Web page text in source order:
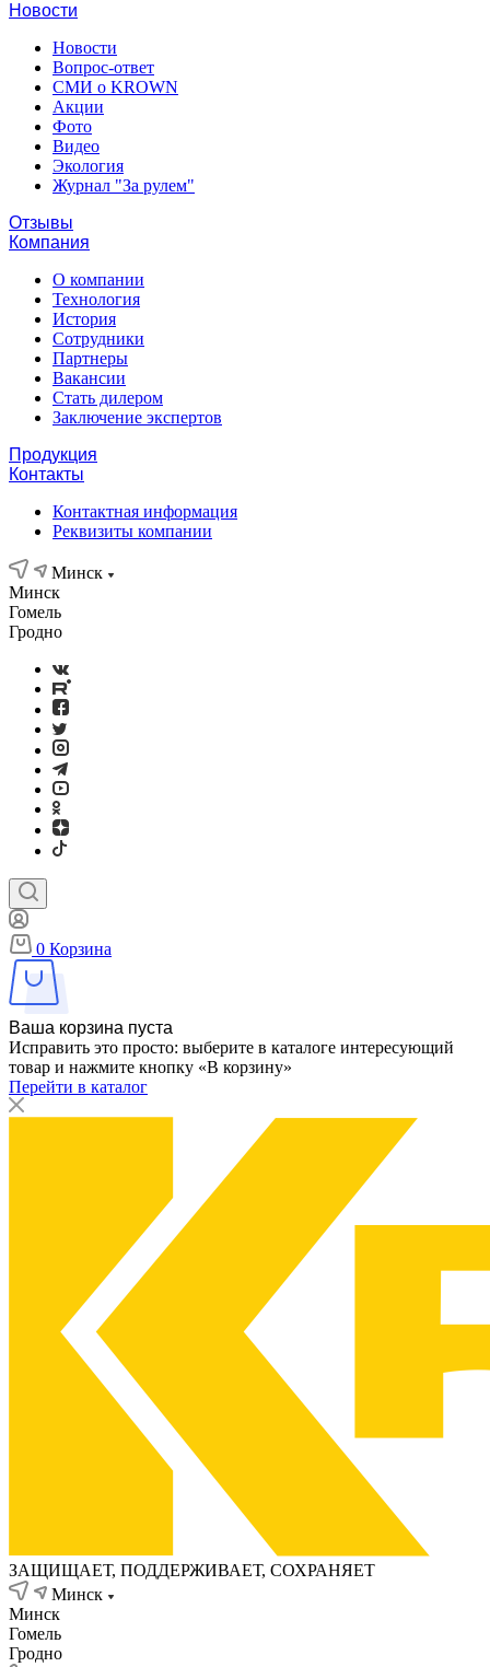
Новости
Новости
Вопрос-ответ
СМИ о KROWN
Акции
Фото
Видео
Экология
Журнал "За рулем"
Отзывы
Компания
О компании
Технология
История
Сотрудники
Партнеры
Вакансии
Стать дилером
Заключение экспертов
Продукция
Контакты
Контактная информация
Реквизиты компании
Минск
Минск
Гомель
Гродно
0 Корзина
Ваша корзина пуста
Исправить это просто: выберите в каталоге интересующий
товар и нажмите кнопку «В корзину»
Перейти в каталог
ЗАЩИЩАЕТ, ПОДДЕРЖИВАЕТ, СОХРАНЯЕТ
Минск
Минск
Гомель
Гродно